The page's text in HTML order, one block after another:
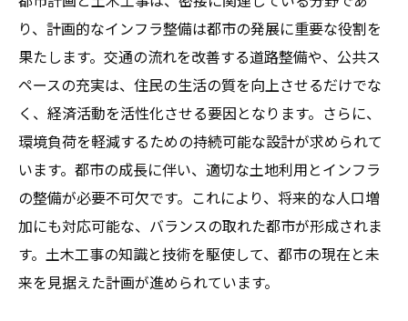
インフラ整備の全体像土木工事の視点から学ぶ
総合的なインフラ整備の重要性
計画段階から完成までのプロセス
各分野との連携がもたらす相乗効果
失敗を防ぐためのリスク管理
長期的視野での計画が必要な理由
未来を見据えたプロジェクトの実現
最新技術がもたらす工事の変革
り、計画的なインフラ整備は都市の発展に重要な役割を
果たします。交通の流れを改善する道路整備や、公共ス
ペースの充実は、住民の生活の質を向上させるだけでな
く、経済活動を活性化させる要因となります。さらに、
環境負荷を軽減するための持続可能な設計が求められて
います。都市の成長に伴い、適切な土地利用とインフラ
の整備が必要不可欠です。これにより、将来的な人口増
加にも対応可能な、バランスの取れた都市が形成されま
す。土木工事の知識と技術を駆使して、都市の現在と未
来を見据えた計画が進められています。